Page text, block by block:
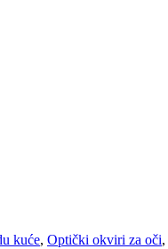
kuće, Optički okviri za oči,